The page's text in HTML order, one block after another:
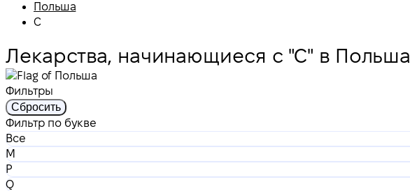
Польша
С
Лекарства, начинающиеся с "С" в Польша
Фильтры
Сбросить
Фильтр по букве
Все
M
P
Q